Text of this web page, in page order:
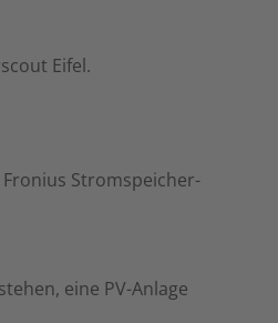
Eifel.
Stromspeicher-
eine PV-Anlage